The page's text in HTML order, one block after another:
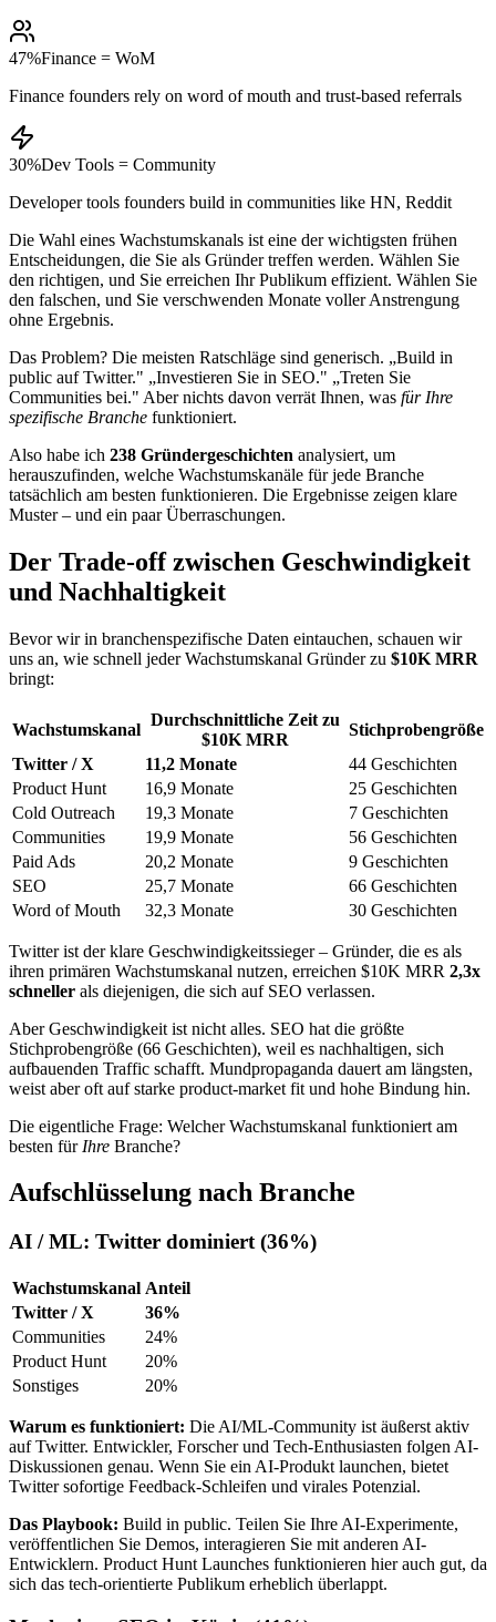
47%Finance = WoM
Finance founders rely on word of mouth and trust-based referrals
30%Dev Tools = Community
Developer tools founders build in communities like HN, Reddit
Die Wahl eines Wachstumskanals ist eine der wichtigsten frühen
Entscheidungen, die Sie als Gründer treffen werden. Wählen Sie
den richtigen, und Sie erreichen Ihr Publikum effizient. Wählen Sie
den falschen, und Sie verschwenden Monate voller Anstrengung
ohne Ergebnis.
Das Problem? Die meisten Ratschläge sind generisch. „Build in
public auf Twitter." „Investieren Sie in SEO." „Treten Sie
Communities bei." Aber nichts davon verrät Ihnen, was für Ihre
spezifische Branche funktioniert.
Also habe ich 238 Gründergeschichten analysiert, um
herauszufinden, welche Wachstumskanäle für jede Branche
tatsächlich am besten funktionieren. Die Ergebnisse zeigen klare
Muster – und ein paar Überraschungen.
Der Trade-off zwischen Geschwindigkeit
und Nachhaltigkeit
Bevor wir in branchenspezifische Daten eintauchen, schauen wir
uns an, wie schnell jeder Wachstumskanal Gründer zu $10K MRR
bringt:
Wachstumskanal
Durchschnittliche Zeit zu
$10K MRR
Stichprobengröße
Twitter / X
11,2 Monate
44 Geschichten
Product Hunt
16,9 Monate
25 Geschichten
Cold Outreach
19,3 Monate
7 Geschichten
Communities
19,9 Monate
56 Geschichten
Paid Ads
20,2 Monate
9 Geschichten
SEO
25,7 Monate
66 Geschichten
Word of Mouth
32,3 Monate 30 Geschichten
Twitter ist der klare Geschwindigkeitssieger – Gründer, die es als
ihren primären Wachstumskanal nutzen, erreichen $10K MRR 2,3x
schneller als diejenigen, die sich auf SEO verlassen.
Aber Geschwindigkeit ist nicht alles. SEO hat die größte
Stichprobengröße (66 Geschichten), weil es nachhaltigen, sich
aufbauenden Traffic schafft. Mundpropaganda dauert am längsten,
weist aber oft auf starke product-market fit und hohe Bindung hin.
Die eigentliche Frage: Welcher Wachstumskanal funktioniert am
besten für Ihre Branche?
Aufschlüsselung nach Branche
AI / ML: Twitter dominiert (36%)
Wachstumskanal Anteil
Twitter / X
36%
Communities
24%
Product Hunt
20%
Sonstiges
20%
Warum es funktioniert: Die AI/ML-Community ist äußerst aktiv
auf Twitter. Entwickler, Forscher und Tech-Enthusiasten folgen AI-
Diskussionen genau. Wenn Sie ein AI-Produkt launchen, bietet
Twitter sofortige Feedback-Schleifen und virales Potenzial.
Das Playbook: Build in public. Teilen Sie Ihre AI-Experimente,
veröffentlichen Sie Demos, interagieren Sie mit anderen AI-
Entwicklern. Product Hunt Launches funktionieren hier auch gut, da
sich das tech-orientierte Publikum erheblich überlappt.